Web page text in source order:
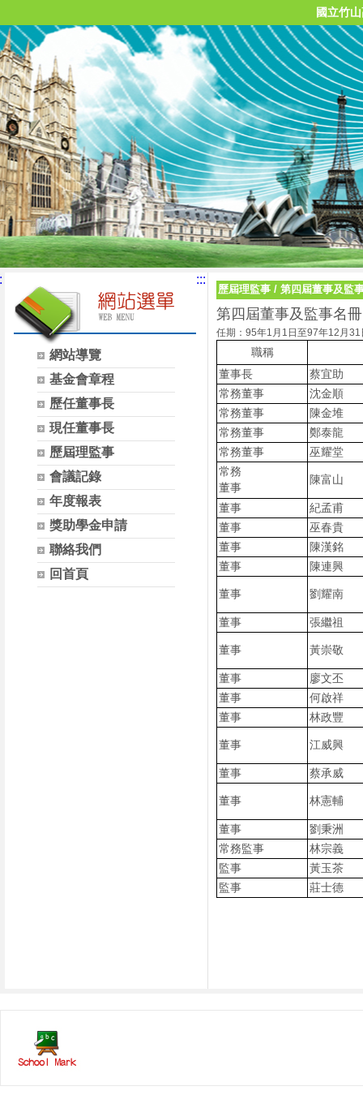
國立竹
網站導覽
基金會章程
歷任董事長
現任董事長
歷屆理監事
會議記錄
年度報表
獎助學金申請
聯絡我們
回首頁
:::
歷屆理監事 / 第四屆董事及監
第四屆董事及監事名冊
任期：95年1月1日至97年12月31
職稱
董事長
蔡宜助
常務董事
沈金順
常務董事
陳金堆
常務董事
鄭泰龍
常務董事
巫耀堂
常務
董事
陳富山
董事
紀孟甫
董事
巫春貴
董事
陳漢銘
董事
陳連興
董事 劉耀南
董事 張繼祖
董事 黃崇敬
董事
廖文丕
董事
何啟祥
董事
林政豐
董事 江威興
董事 蔡承威
董事 林憲輔
董事
劉秉洲
常務監事
林宗義
監事
黃玉茶
監事
莊士德